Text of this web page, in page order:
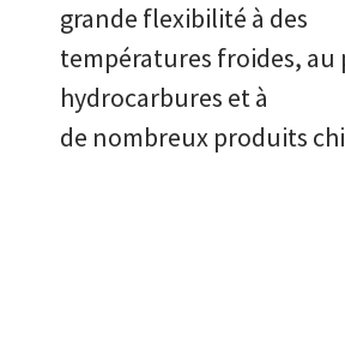
grande flexibilité à des
températures froides, au
hydrocarbures et à
de nombreux produits